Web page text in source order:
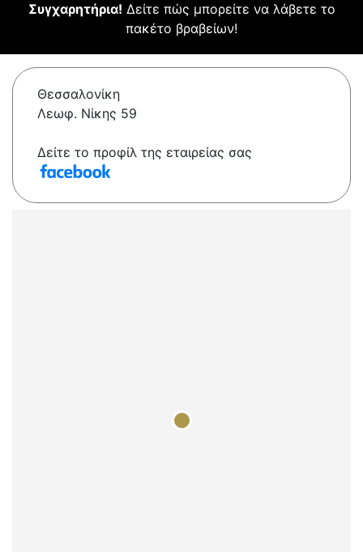
Συγχαρητήρια! Δείτε πώς μπορείτε να λάβετε το
πακέτο βραβείων!
Θεσσαλονίκη
Λεωφ. Νίκης 59
Δείτε το προφίλ της εταιρείας σας